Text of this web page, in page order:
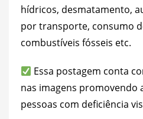
hídricos, desmatamento,
por transporte, consumo
combustíveis fósseis etc.
Essa postagem conta
nas imagens promovendo
pessoas com deficiência